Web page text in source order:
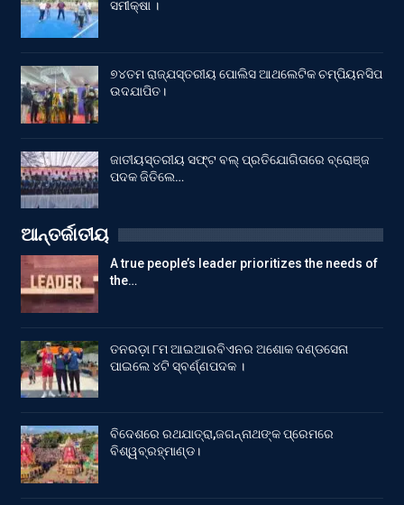
ସମୀକ୍ଷା ।
୭୪ତମ ରାଜ୍ଯସ୍ତରୀୟ ପୋଲିସ ଆଥଲେଟିକ ଚମ୍ପିୟନସିପ
ଉଦଯାପିତ।
ଜାତୀୟସ୍ତରୀୟ ସଫ୍ଟ ବଲ୍ ପ୍ରତିଯୋଗିତାରେ ବ୍ରୋଞ୍ଜ
ପଦକ ଜିତିଲେ…
ଆନ୍ତର୍ଜାତୀୟ
A true people’s leader prioritizes the needs of
the…
ତନରଡ଼ା ୮ମ ଆଇଆରବିଏନର ଅଶୋକ ଦଣ୍ଡସେନା
ପାଇଲେ ୪ଟି ସ୍ବର୍ଣ୍ଣପଦକ ।
ବିଦେଶରେ ରଥଯାତ୍ରା,ଜଗନ୍ନାଥଙ୍କ ପ୍ରେମରେ
ବିଶ୍ୱବ୍ରହ୍ମାଣ୍ଡ।